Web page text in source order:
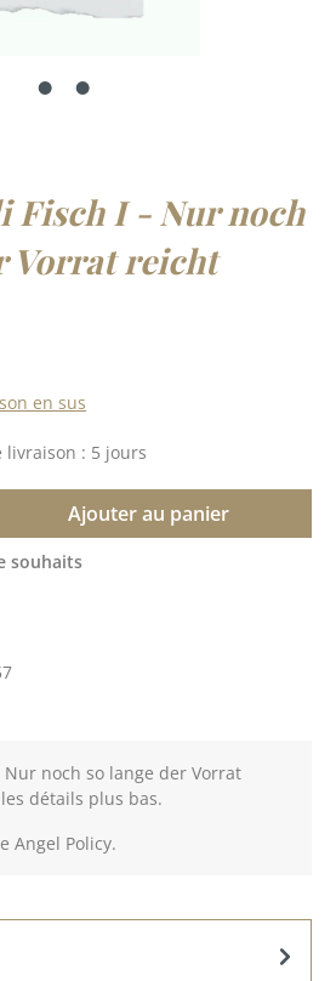
Fisch I - Nur noch
Vorrat reicht
en sus
livraison : 5 jours
: Entrez la quantité
Ajouter au panier
souhaits
Nur noch so lange der Vorrat
détails plus bas.
Angel Policy.